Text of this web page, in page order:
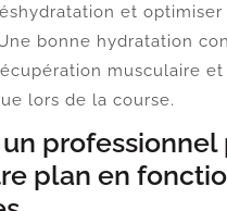
et optimiser
bonne hydratation
musculaire et
lors de la course.
professionnel
plan en